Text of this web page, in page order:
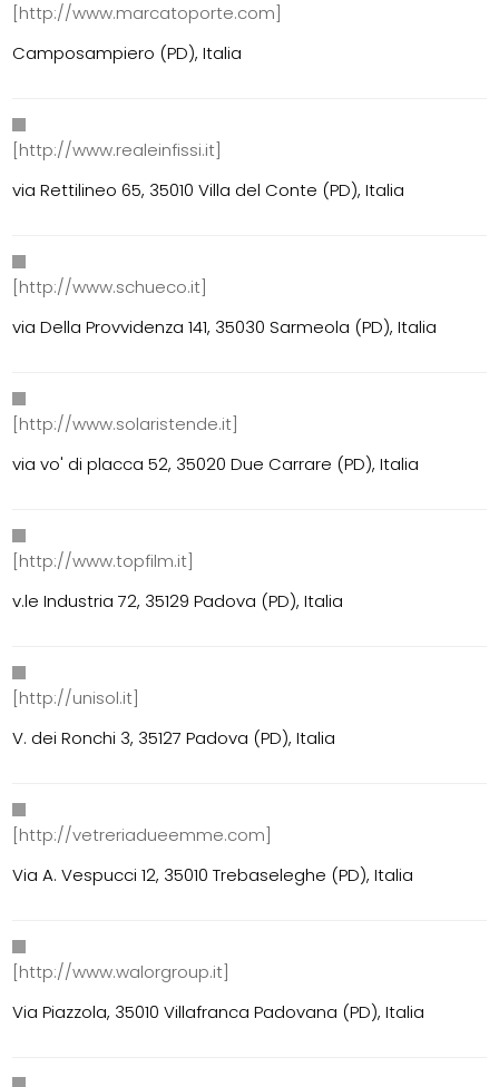
[http://www.marcatoporte.com]
Camposampiero (PD), Italia
[http://www.realeinfissi.it]
via Rettilineo 65, 35010 Villa del Conte (PD), Italia
[http://www.schueco.it]
via Della Provvidenza 141, 35030 Sarmeola (PD), Italia
[http://www.solaristende.it]
via vo' di placca 52, 35020 Due Carrare (PD), Italia
[http://www.topfilm.it]
v.le Industria 72, 35129 Padova (PD), Italia
[http://unisol.it]
V. dei Ronchi 3, 35127 Padova (PD), Italia
[http://vetreriadueemme.com]
Via A. Vespucci 12, 35010 Trebaseleghe (PD), Italia
[http://www.walorgroup.it]
Via Piazzola, 35010 Villafranca Padovana (PD), Italia